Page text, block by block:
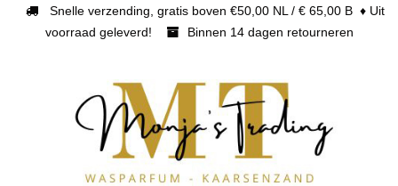
Snelle verzending, gratis boven €50,00 NL / € 65,00 B ♦ Uit
voorraad geleverd!
Binnen 14 dagen retourneren